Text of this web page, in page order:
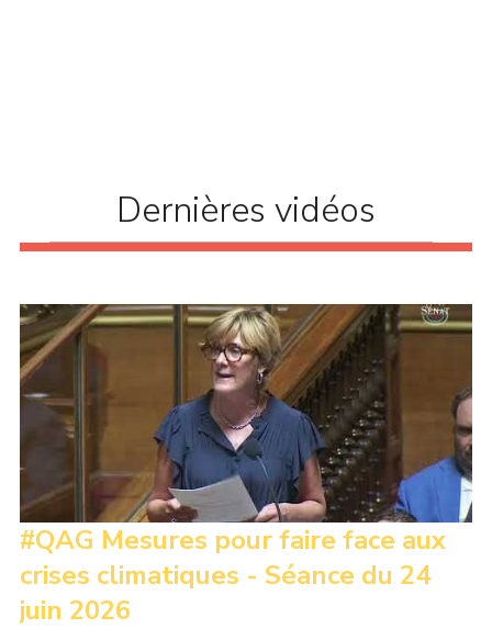
Dernières vidéos
#QAG Mesures pour faire face aux
crises climatiques - Séance du 24
juin 2026